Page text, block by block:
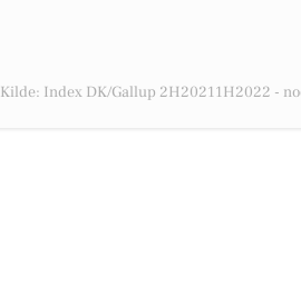
Kilde: Index DK/Gallup 2H20211H2022 -